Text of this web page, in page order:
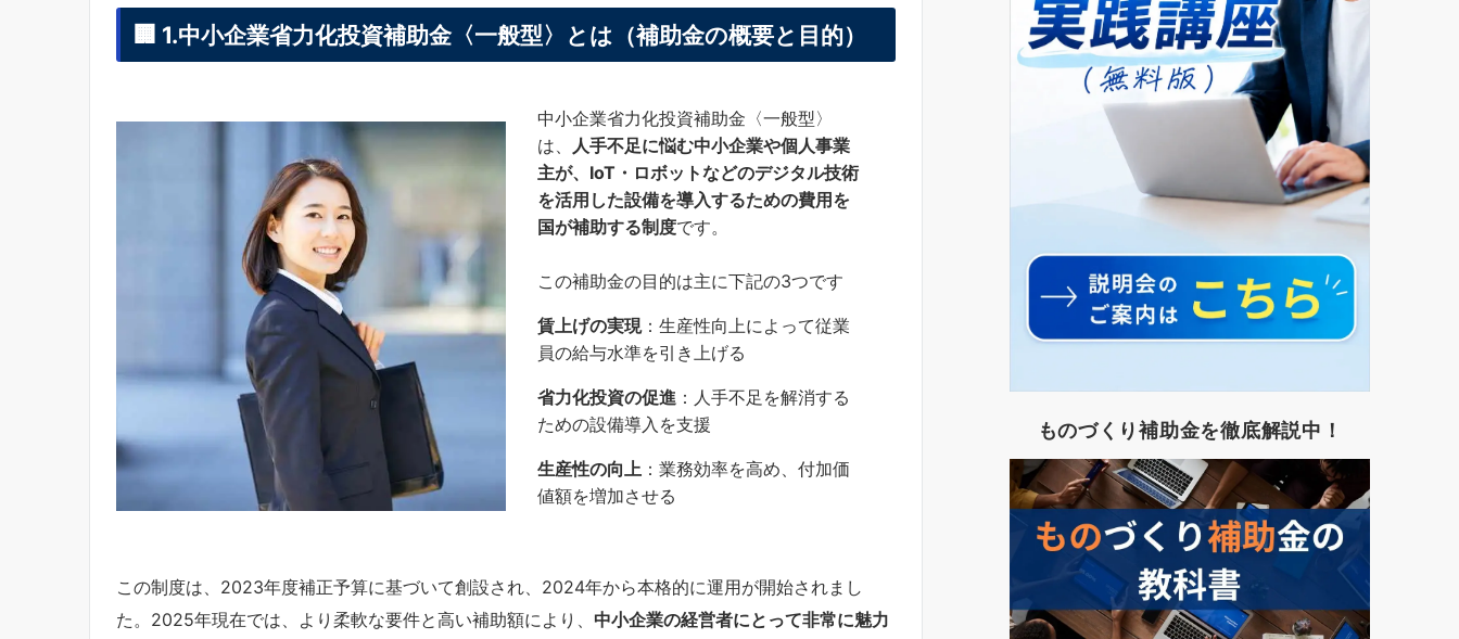
🏢 1.中小企業省力化投資補助金〈一般型〉とは（補助金の概要と目的）
中小企業省力化投資補助金〈一般型〉
は、
人手不足に悩む中小企業や個人事業
主が、IoT・ロボットなどのデジタル技術
を活用した設備を導入するための費用を
国が補助する制度です。
この補助金の目的は主に下記の3つです
賃上げの実現：生産性向上によって従業
員の給与水準を引き上げる
省力化投資の促進 ：人手不足を解消する
ための設備導入を支援
生産性の向上 ：業務効率を高め、付加価
値額を増加させる
この制度は、2023年度補正予算に基づいて創設され、2024年から本格的に運用が開始されまし
た。2025年現在では、より柔軟な要件と高い補助額により、 中小企業の経営者にとって非常に魅力
ものづくり補助金を徹底解説中！